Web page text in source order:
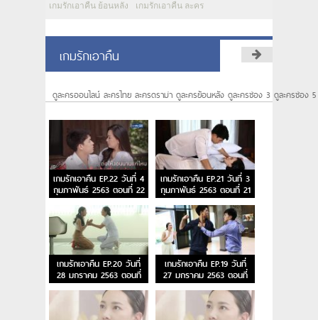
เกมรักเอาคืน ย้อนหลัง เกมรักเอาคืน ละคร
เกมรักเอาคืน
ดูละครออนไลน์ ละครไทย ละครดราม่า ดูละครย้อนหลัง ดูละครช่อง 3 ดูละครช่อง
เกมรักเอาคืน EP.22 วันที่ 4
กุมภาพันธ์ 2563 ตอนที่ 22
เกมรักเอาคืน EP.21 วันที่ 3
กุมภาพันธ์ 2563 ตอนที่ 21
เกมรักเอาคืน EP.20 วันที่
28 มกราคม 2563 ตอนที่
20
เกมรักเอาคืน EP.19 วันที่
27 มกราคม 2563 ตอนที่
19